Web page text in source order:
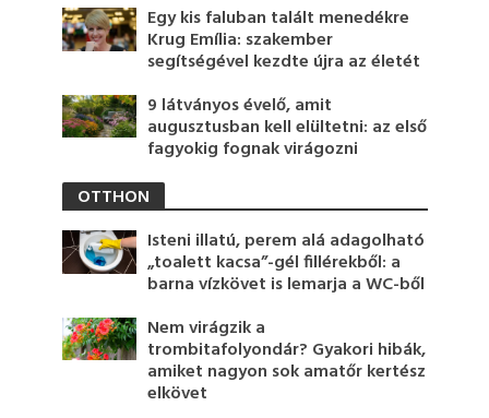
Egy kis faluban talált menedékre
Krug Emília: szakember
segítségével kezdte újra az életét
9 látványos évelő, amit
augusztusban kell elültetni: az első
fagyokig fognak virágozni
OTTHON
Isteni illatú, perem alá adagolható
„toalett kacsa”-gél fillérekből: a
barna vízkövet is lemarja a WC-ből
Nem virágzik a
trombitafolyondár? Gyakori hibák,
amiket nagyon sok amatőr kertész
elkövet